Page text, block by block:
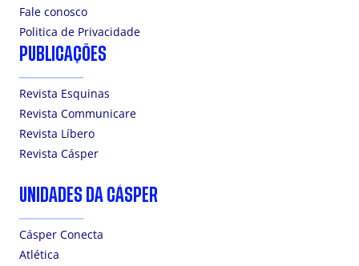
Fale conosco
Politica de Privacidade
PUBLICAÇÕES
Revista Esquinas
Revista Communicare
Revista Líbero
Revista Cásper
UNIDADES DA CÁSPER
Cásper Conecta
Atlética